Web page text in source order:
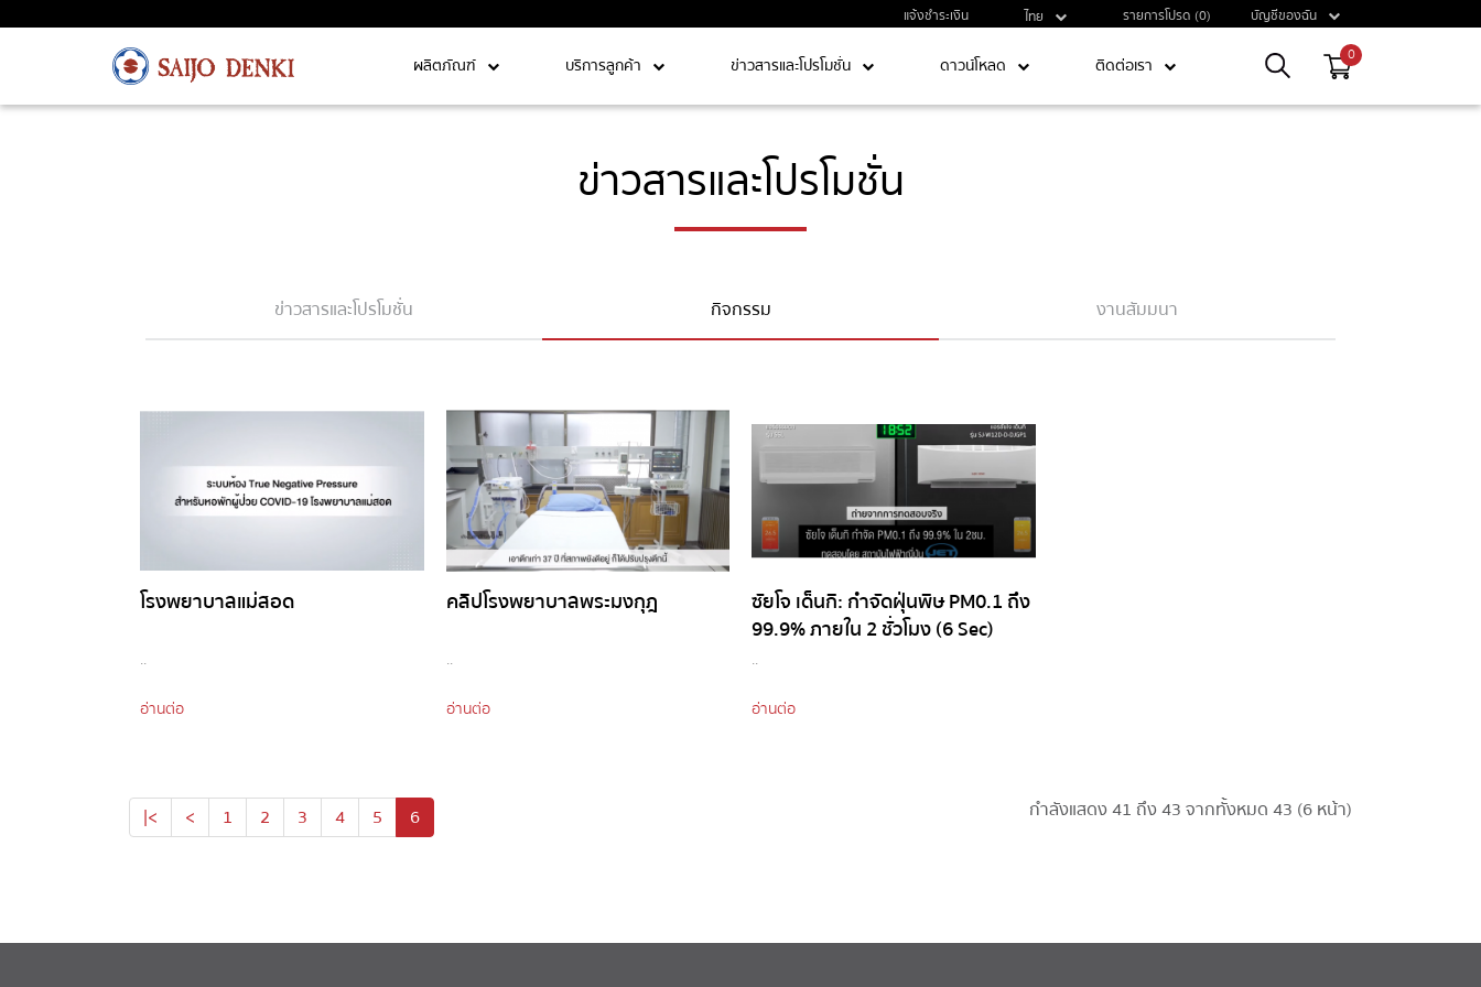
บัญชีของฉัน
รายการโปรด (0)
ไทย
แจ้งชำระเงิน
ผลิตภัณฑ์ บริการลูกค้า ข่าวสารและโปรโมชั่น ดาวน์โหลด ติดต่อเรา 0
ข่าวสารและโปรโมชั่น
ข่าวสารและโปรโมชั่น กิจกรรม งานสัมมนา
โรงพยาบาลแม่สอด
..
อ่านต่อ
คลิปโรงพยาบาลพระมงกุฎ
..
อ่านต่อ
ซัยโจ เด็นกิ: กำจัดฝุ่นพิษ PM0.1 ถึง
99.9% ภายใน 2 ชั่วโมง (6 Sec)
..
อ่านต่อ
|< < 1 2 3 4 5 6 กำลังแสดง 41 ถึง 43 จากทั้งหมด 43 (6 หน้า)